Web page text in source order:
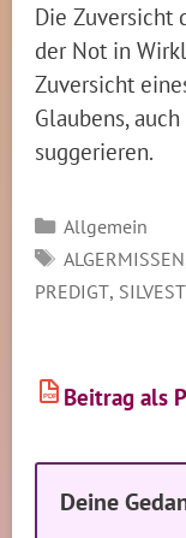
Die Zuversicht
der Not in
Zuversicht
Glaubens,
suggerieren.
Kategorien
Allgemein
ALGERMISSEN
PREDIGT,
PDF Beitrag als
Deine